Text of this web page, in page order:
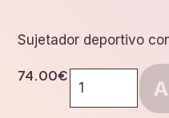
Sujetador deportivo
74.00€
deportivo